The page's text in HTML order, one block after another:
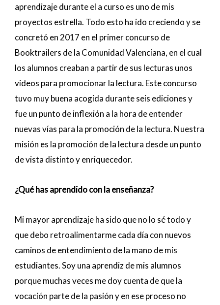
aprendizaje durante el a curso es uno de mis
proyectos estrella. Todo esto ha ido creciendo y se
concretó en 2017 en el primer concurso de
Booktrailers de la Comunidad Valenciana, en el cual
los alumnos creaban a partir de sus lecturas unos
videos para promocionar la lectura. Este concurso
tuvo muy buena acogida durante seis ediciones y
fue un punto de inflexión a la hora de entender
nuevas vías para la promoción de la lectura. Nuestra
misión es la promoción de la lectura desde un punto
de vista distinto y enriquecedor.
¿Qué has aprendido con la enseñanza?
Mi mayor aprendizaje ha sido que no lo sé todo y
que debo retroalimentarme cada día con nuevos
caminos de entendimiento de la mano de mis
estudiantes. Soy una aprendiz de mis alumnos
porque muchas veces me doy cuenta de que la
vocación parte de la pasión y en ese proceso no